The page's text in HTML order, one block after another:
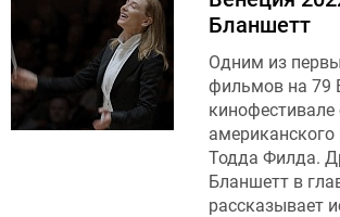
Бланшетт
Одним из
фильмов на 79
кинофестивале
американского
Тодда Филда.
Бланшетт в
рассказывает